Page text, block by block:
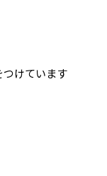
けています